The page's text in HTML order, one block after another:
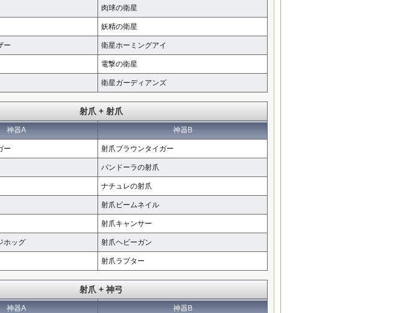
肉球の衛星
妖精の衛星
ー 衛星ホーミングアイ
電撃の衛星
衛星ガーディアンズ
射爪 + 射爪
神器A 神器B
ー 射爪ブラウンタイガー
パンドーラの射爪
ナチュレの射爪
射爪ビームネイル
射爪キャンサー
ホッグ 射爪ヘビーガン
射爪ラプター
射爪 + 神弓
神器A 神器B